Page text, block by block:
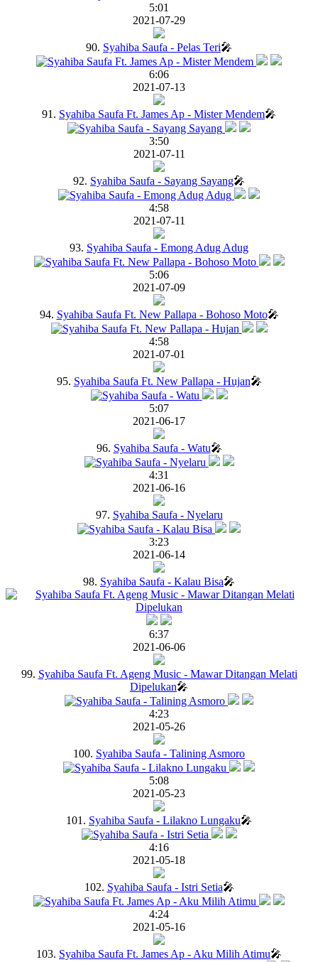
5:01
2021-07-29
90. Syahiba Saufa - Pelas Teri🎤
6:06
2021-07-13
91. Syahiba Saufa Ft. James Ap - Mister Mendem🎤
3:50
2021-07-11
92. Syahiba Saufa - Sayang Sayang🎤
4:58
2021-07-11
93. Syahiba Saufa - Emong Adug Adug
5:06
2021-07-09
94. Syahiba Saufa Ft. New Pallapa - Bohoso Moto🎤
4:58
2021-07-01
95. Syahiba Saufa Ft. New Pallapa - Hujan🎤
5:07
2021-06-17
96. Syahiba Saufa - Watu🎤
4:31
2021-06-16
97. Syahiba Saufa - Nyelaru
3:23
2021-06-14
98. Syahiba Saufa - Kalau Bisa🎤
6:37
2021-06-06
99. Syahiba Saufa Ft. Ageng Music - Mawar Ditangan Melati
Dipelukan🎤
4:23
2021-05-26
100. Syahiba Saufa - Talining Asmoro
5:08
2021-05-23
101. Syahiba Saufa - Lilakno Lungaku🎤
4:16
2021-05-18
102. Syahiba Saufa - Istri Setia🎤
4:24
2021-05-16
103. Syahiba Saufa Ft. James Ap - Aku Milih Atimu🎤